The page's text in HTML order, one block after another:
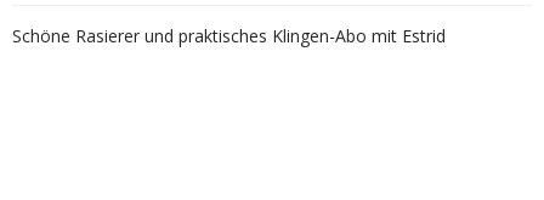
Schöne Rasierer und praktisches Klingen-Abo mit Estrid